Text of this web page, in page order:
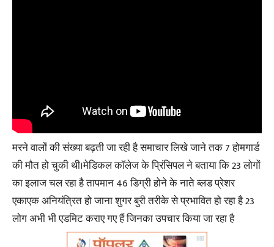
मरने वालों की संख्या बढ़ती जा रही है समाचार लिखे जाने तक 7 होमगार्ड
की मौत हो चुकी थी।मेडिकल कॉलेज के प्रिंसिपल ने बताया कि 23 लोगों
का इलाज चल रहा है तापमान 46 डिग्री होने के नाते ब्लड प्रेशर
एकाएक अनियंत्रित हो जाना शुगर बुरी तरीके से प्रभावित हो रहा है 23
लोग अभी भी एडमिट कराए गए हैं जिनका उपचार किया जा रहा है